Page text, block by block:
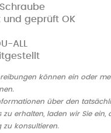
und geprüft OK
ALL
können ein oder
über den
zu erhalten, laden wir Sie ein,
zu konsultieren.